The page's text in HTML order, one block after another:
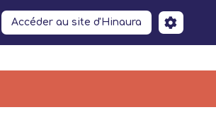
Accéder au site d'Hinaura